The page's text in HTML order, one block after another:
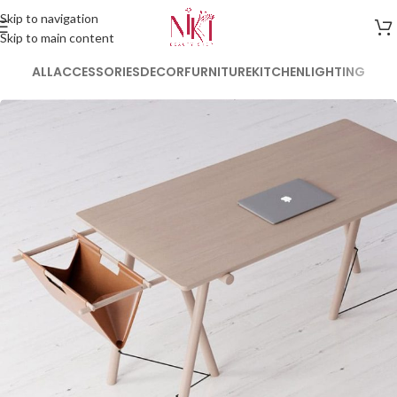
Skip to navigation
Skip to main content
ALLACCESSORIESDECORFURNITUREKITCHENLIGHTING